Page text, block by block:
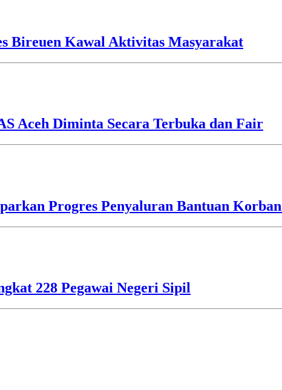
Bireuen Kawal Aktivitas Masyarakat
Aceh Diminta Secara Terbuka dan Fair
Progres Penyaluran Bantuan
228 Pegawai Negeri Sipil